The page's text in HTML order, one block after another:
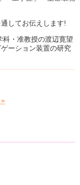
してお伝えします!
・准教授の渡辺寛望
ーション装置の研究
»